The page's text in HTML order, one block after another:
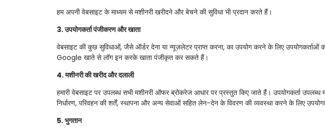
हम अपनी वेबसाइट के माध्यम से मशीनरी खरीदने और बेचने की सुविधा भी प्रदान करते हैं।
3. उपयोगकर्ता पंजीकरण और खाता
वेबसाइट की कुछ सुविधाओं, जैसे ऑर्डर देना या न्यूज़लेटर प्राप्त करना, का उपयोग करने के लिए
Google खाते से लॉग इन करके खाता पंजीकृत कर सकते हैं।
4. मशीनरी की खरीद और दलाली
हमारी वेबसाइट पर उपलब्ध सभी मशीनरी ऑफर ब्रोकरेज आधार पर प्रस्तुत किए जाते हैं। उपयोगकर्ता
निर्धारण, परिवहन की शर्तें, स्थापना और अन्य सेवाओं सहित लेन-देन के विवरण की व्यवस्था करने के लिए
5. भुगतान